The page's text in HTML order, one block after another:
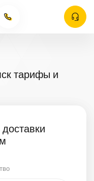
тарифы и
доставки